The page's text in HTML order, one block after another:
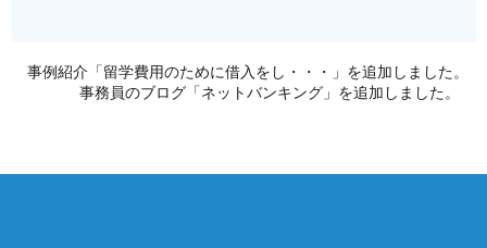
事例紹介「留学費用のために借入をし・・・」を追加しました。
事務員のブログ「ネットバンキング」を追加しました。